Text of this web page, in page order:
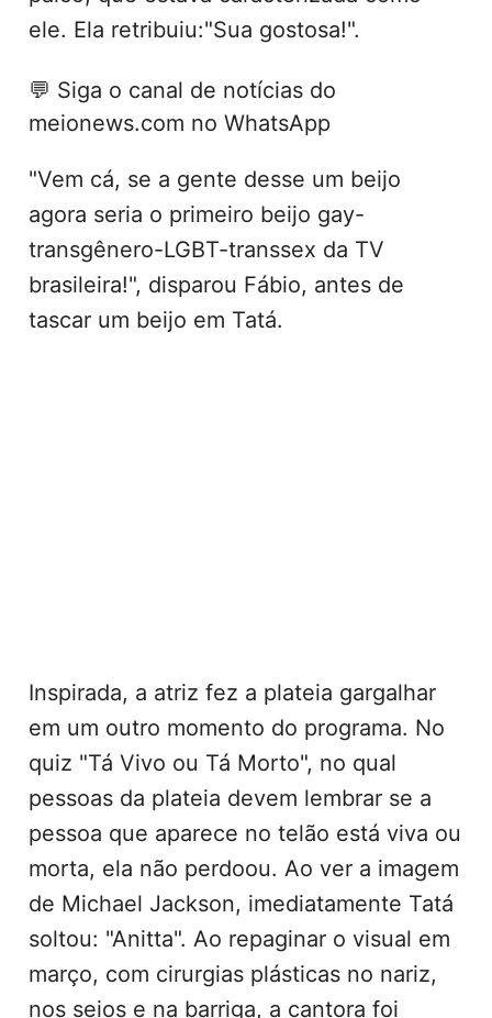
ele. Ela retribuiu:"Sua gostosa!".
💬 Siga o canal de notícias do
meionews.com no WhatsApp
"Vem cá, se a gente desse um beijo
agora seria o primeiro beijo gay-
transgênero-LGBT-transsex da TV
brasileira!", disparou Fábio, antes de
tascar um beijo em Tatá.
Inspirada, a atriz fez a plateia gargalhar
em um outro momento do programa. No
quiz "Tá Vivo ou Tá Morto", no qual
pessoas da plateia devem lembrar se a
pessoa que aparece no telão está viva ou
morta, ela não perdoou. Ao ver a imagem
de Michael Jackson, imediatamente Tatá
soltou: "Anitta". Ao repaginar o visual em
março, com cirurgias plásticas no nariz,
nos seios e na barriga, a cantora foi